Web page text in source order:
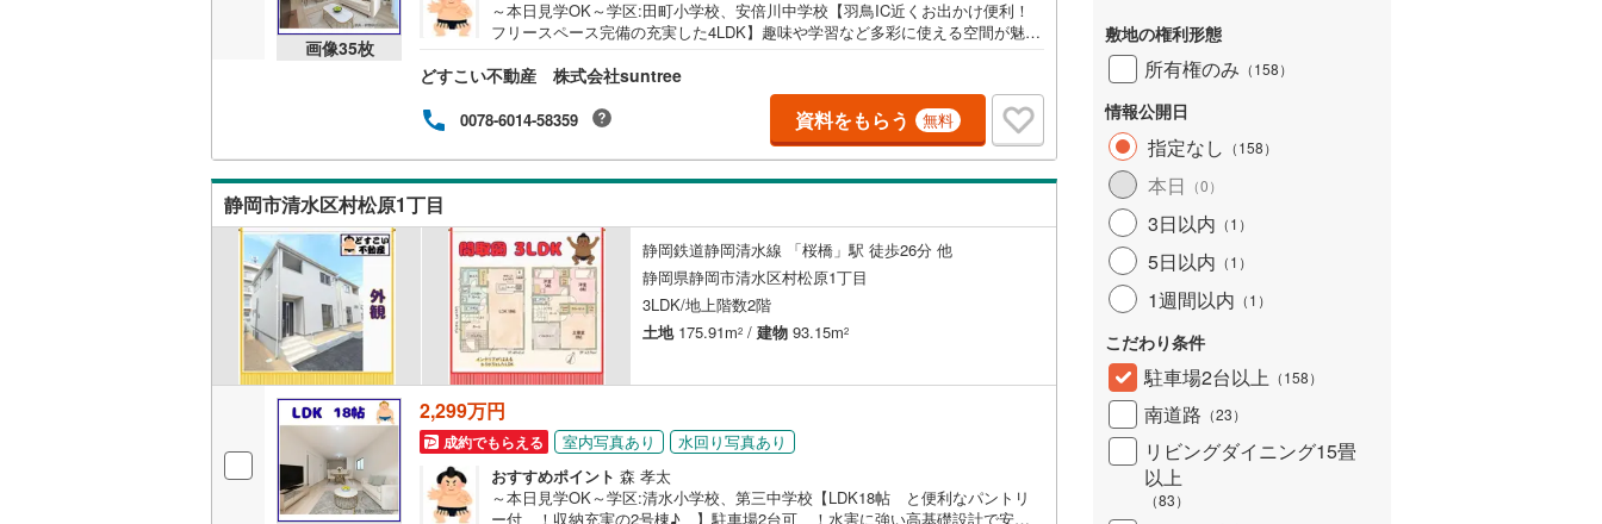
画像35枚
～本日見学OK～学区:田町小学校、安倍川中学校【羽鳥IC近くお出かけ便利！
フリースペース完備の充実した4LDK】趣味や学習など多彩に使える空間が魅
す！・ご家族それぞれのプライベート空間を確保しやすい4LDKの使い勝手の良
い間取りです・二階部分には多目的に使えるフリースペースを設けており趣味
の空間や収納など多彩に活用できます・二階の洋室は9帖の広さがあり大きなベ
ッドを置いてもゆとりのある主寝室としてご利用いただけます・羽鳥ICへのア
クセスが良好で休日のお出かけやお車での通勤にも大変便利な立地です・静岡
市立田町こども園まで徒歩6分とお子様の毎日の送り迎えに負担の少ない距離で
の暮らしをサポートいたします
どすこい不動産 株式会社suntree
0078-6014-58359 資料をもらう 無料
静岡市清水区村松原1丁目
静岡鉄道静岡清水線 「桜橋」駅 徒歩26分 他
静岡県静岡市清水区村松原1丁目
3LDK/地上階数2階
土地175.91m2 / 建物 93.15m2
2,299万円
成約でもらえる 室内写真あり
水回り写真あり
おすすめポイント 森 孝太
～本日見学OK～学区:清水小学校、第三中学校【LDK18帖 と便利なパントリ
ー付 ！収納充実の2号棟♪ 】駐車場2台可 ！水害に強い高基礎設計で安
敷地の権利形態
所有権のみ （158）
情報公開日
指定なし （158）
本日 （0）
3日以内 （1 ）
5日以内 （1 ）
1週間以内 （1 ）
こだわり条件
駐車場2台以上 （158）
南道路 （23）
リビングダイニング15畳
以上
（83）